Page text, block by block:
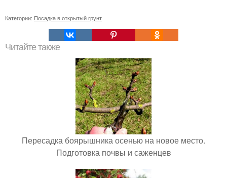
Категории: Посадка в открытый грунт
Читайте также
Пересадка боярышника осенью на новое место.
Подготовка почвы и саженцев